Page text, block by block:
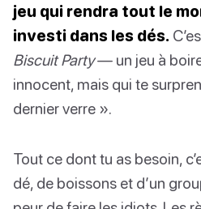
jeu qui rendra tout le
investi dans les dés.
Biscuit Party— un jeu à boire
innocent, mais qui te
dernier verre ».
Tout ce dont tu as besoin,
dé, de boissons et d’un